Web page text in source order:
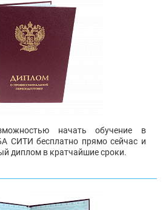
начать обучение в
СИТИ бесплатно прямо сейчас и
диплом в кратчайшие сроки.